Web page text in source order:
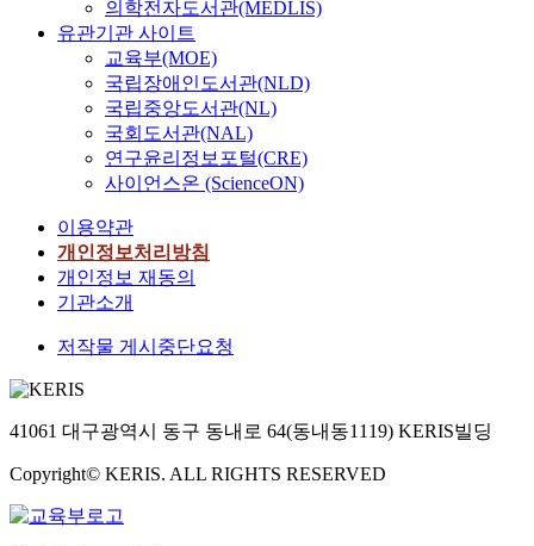
의학전자도서관(MEDLIS)
유관기관 사이트
교육부(MOE)
국립장애인도서관(NLD)
국립중앙도서관(NL)
국회도서관(NAL)
연구윤리정보포털(CRE)
사이언스온 (ScienceON)
이용약관
개인정보처리방침
개인정보 재동의
기관소개
저작물 게시중단요청
41061 대구광역시 동구 동내로 64(동내동1119) KERIS빌딩
Copyright© KERIS. ALL RIGHTS RESERVED